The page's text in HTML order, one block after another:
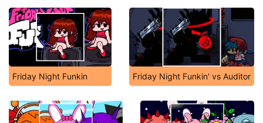
Friday Night Funkin Friday Night Funkin' vs Auditor